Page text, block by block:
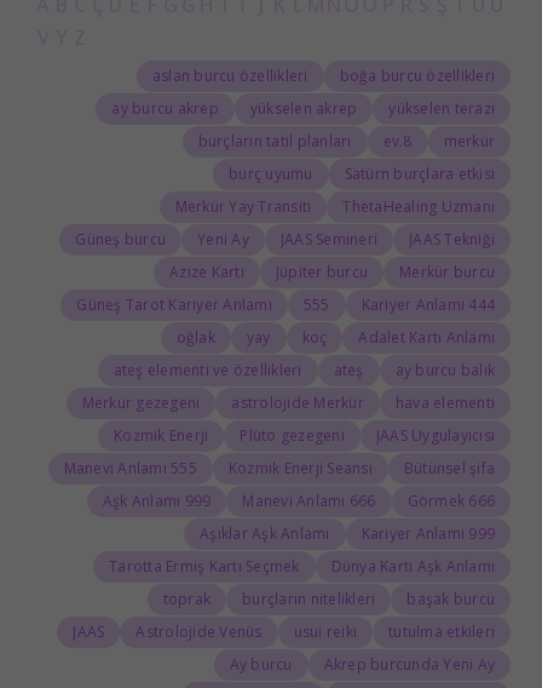
boğa burcu özellikleri
aslan burcu özellikleri
yükselen terazi
yükselen akrep
ay burcu akrep
merkür
8.ev
burçların tatil planları
Satürn burçlara etkisi
burç uyumu
ThetaHealing Uzmanı
Merkür Yay Transiti
JAAS Tekniği
JAAS Semineri
Yeni Ay
Güneş burcu
Merkür burcu
Jüpiter burcu
Azize Kartı
444 Kariyer Anlamı
555
Güneş Tarot Kariyer Anlamı
Adalet Kartı Anlamı
koç
yay
oğlak
ay burcu balık
ateş
ateş elementi ve özellikleri
hava elementi
astrolojide Merkür
Merkür gezegeni
JAAS Uygulayıcısı
Plüto gezegeni
Kozmik Enerji
Bütünsel şifa
Kozmik Enerji Seansı
555 Manevi Anlamı
666 Görmek
666 Manevi Anlamı
999 Aşk Anlamı
999 Kariyer Anlamı
Aşıklar Aşk Anlamı
Dünya Kartı Aşk Anlamı
Tarotta Ermiş Kartı Seçmek
başak burcu
burçların nitelikleri
toprak
tutulma etkileri
usui reiki
Astrolojide Venüs
JAAS
Akrep burcunda Yeni Ay
Ay burcu